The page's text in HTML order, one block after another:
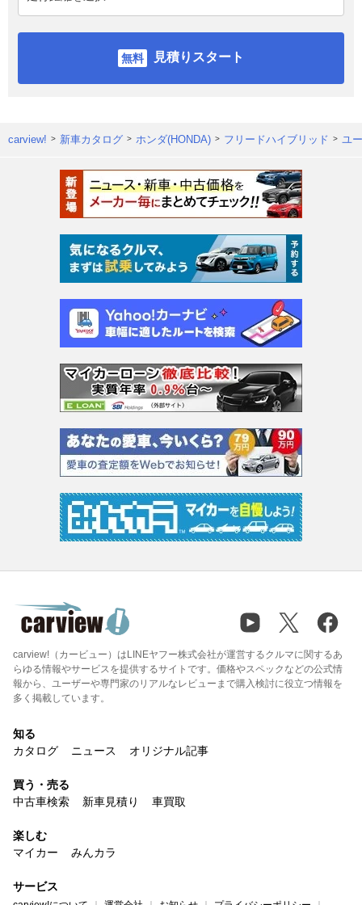
見積りスタート
carview! 新車カタログ ホンダ(HONDA) フリードハイブリッド ユ
carview!（カービュー）はLINEヤフー株式会社が運営するクルマに関するあ
らゆる情報やサービスを提供するサイトです。価格やスペックなどの公式情
報から、ユーザーや専門家のリアルなレビューまで購入検討に役立つ情報を
多く掲載しています。
知る
カタログ
ニュース オリジナル記事
買う・売る
中古車検索
新車見積り 車買取
楽しむ
マイカー
みんカラ
サービス